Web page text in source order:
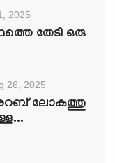
2025
തേടി ഒരു
26, 2025
അറബ് ലോകത്തു